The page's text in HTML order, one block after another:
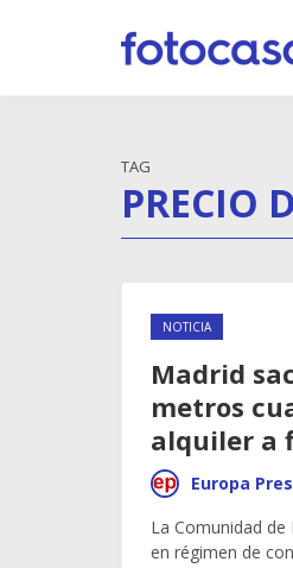
TAG
PRECIO
NOTICIA
Madrid
metros
alquiler a
Europa
La Comunidad
en régimen de